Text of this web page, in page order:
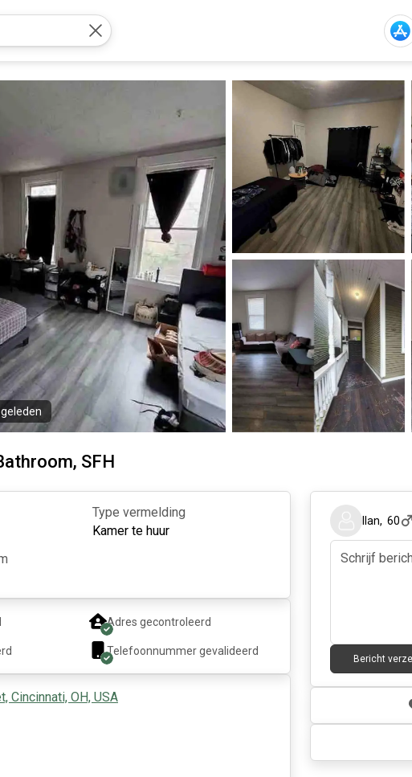
SFH
Type vermelding
Kamer te huur
Adres gecontroleerd
Telefoonnummer gevalideerd
Cincinnati, OH, USA
Ilan,60
Bericht